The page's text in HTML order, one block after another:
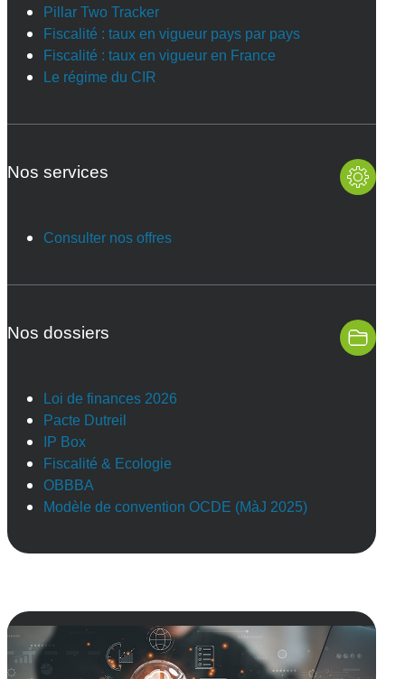
Pillar Two Tracker
Fiscalité : taux en vigueur pays par pays
Fiscalité : taux en vigueur en France
Le régime du CIR
Nos services
Consulter nos offres
Nos dossiers
Loi de finances 2026
Pacte Dutreil
IP Box
Fiscalité & Ecologie
OBBBA
Modèle de convention OCDE (MàJ 2025)